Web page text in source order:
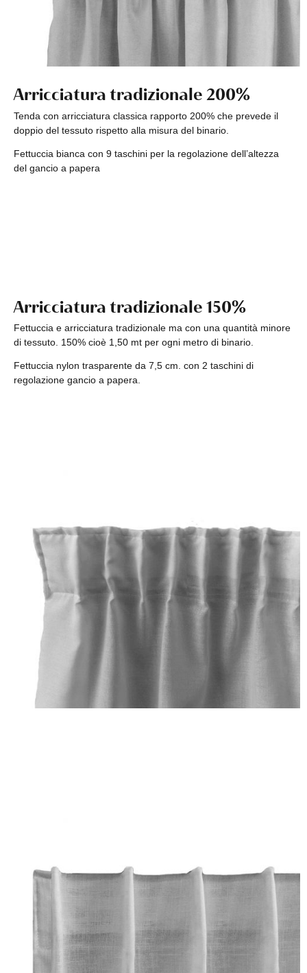
Arricciatura tradizionale 200%
Tenda con arricciatura classica rapporto 200% che prevede il
doppio del tessuto rispetto alla misura del binario.
Fettuccia bianca con 9 taschini per la regolazione dell’altezza
del gancio a papera
Arricciatura tradizionale 150%
Fettuccia e arricciatura tradizionale ma con una quantità minore
di tessuto. 150% cioè 1,50 mt per ogni metro di binario.
Fettuccia nylon trasparente da 7,5 cm. con 2 taschini di
regolazione gancio a papera.